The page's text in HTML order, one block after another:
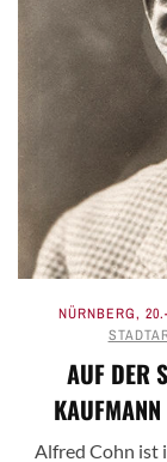
NÜRNBERG,
AUF DER
Alfred Cohn ist